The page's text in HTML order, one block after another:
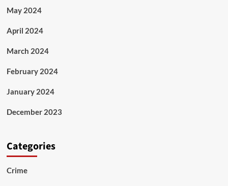
May 2024
April 2024
March 2024
February 2024
January 2024
December 2023
Categories
Crime